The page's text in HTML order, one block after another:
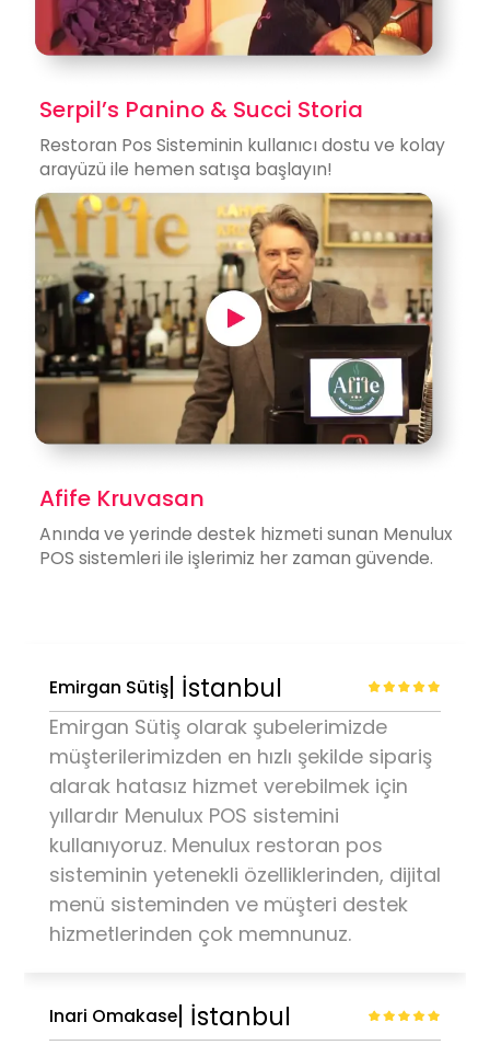
Serpil’s Panino & Succi Storia
Restoran Pos Sisteminin kullanıcı dostu ve kolay
arayüzü ile hemen satışa başlayın!
Afife Kruvasan
Anında ve yerinde destek hizmeti sunan Menulux
POS sistemleri ile işlerimiz her zaman güvende.
EspressoPark| İstanbul
EspressoPark şubelerimizde hızlı satış
işlemlerimizi hatasız gerçekleştirmek için
MenuluxPOS sistemlerinin sunduğu yeni
nesil restoran programı ve stok
sistemini kullanıyoruz. Menulux'e
işletmemize gösterdiği ilgi ve destekten
dolayı teşekkür ederiz.
Kolay arayüzleri, hatasız ve hızlı